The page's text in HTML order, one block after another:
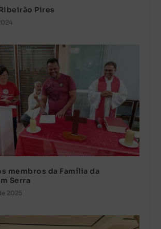
Pires
membros da Família da
Serra
2025